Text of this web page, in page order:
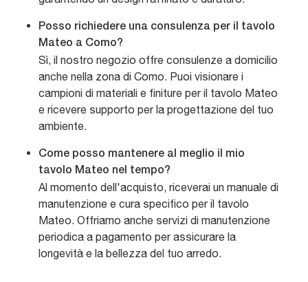
Posso richiedere una consulenza per il tavolo
Mateo a Como?
Sì, il nostro negozio offre consulenze a domicilio
anche nella zona di Como. Puoi visionare i
campioni di materiali e finiture per il tavolo Mateo
e ricevere supporto per la progettazione del tuo
ambiente.
Come posso mantenere al meglio il mio
tavolo Mateo nel tempo?
Al momento dell'acquisto, riceverai un manuale di
manutenzione e cura specifico per il tavolo
Mateo. Offriamo anche servizi di manutenzione
periodica a pagamento per assicurare la
longevità e la bellezza del tuo arredo.